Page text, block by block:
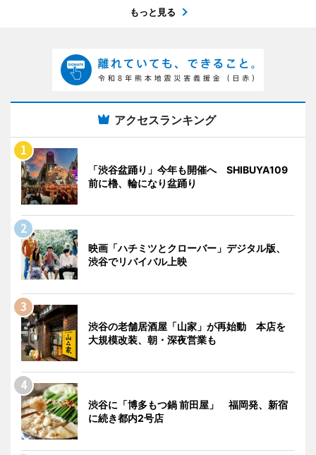
もっと見る
アクセスランキング
「渋谷盆踊り」今年も開催へ SHIBUYA109
前に櫓、輪になり盆踊り
映画「ハチミツとクローバー」デジタル版、
渋谷でリバイバル上映
渋谷の老舗居酒屋「山家」が再始動 本店を
大規模改装、朝・深夜営業も
渋谷に「博多もつ鍋 前田屋」 福岡発、新宿
に続き都内2号店